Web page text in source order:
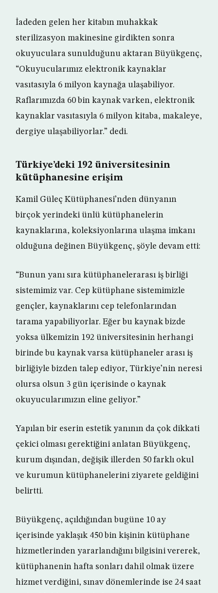
İadeden gelen her kitabın muhakkak
sterilizasyon makinesine girdikten sonra
okuyuculara sunulduğunu aktaran Büyükgenç,
“Okuyucularımız elektronik kaynaklar
vasıtasıyla 6 milyon kaynağa ulaşabiliyor.
Raflarımızda 60 bin kaynak varken, elektronik
kaynaklar vasıtasıyla 6 milyon kitaba, makaleye,
dergiye ulaşabiliyorlar.” dedi.
Türkiye’deki 192 üniversitesinin
kütüphanesine erişim
Kamil Güleç Kütüphanesi’nden dünyanın
birçok yerindeki ünlü kütüphanelerin
kaynaklarına, koleksiyonlarına ulaşma imkanı
olduğuna değinen Büyükgenç, şöyle devam etti:
“Bunun yanı sıra kütüphanelerarası iş birliği
sistemimiz var. Cep kütüphane sistemimizle
gençler, kaynaklarını cep telefonlarından
tarama yapabiliyorlar. Eğer bu kaynak bizde
yoksa ülkemizin 192 üniversitesinin herhangi
birinde bu kaynak varsa kütüphaneler arası iş
birliğiyle bizden talep ediyor, Türkiye’nin neresi
olursa olsun 3 gün içerisinde o kaynak
okuyucularımızın eline geliyor.”
Yapılan bir eserin estetik yanının da çok dikkati
çekici olması gerektiğini anlatan Büyükgenç,
kurum dışından, değişik illerden 50 farklı okul
ve kurumun kütüphanelerini ziyarete geldiğini
belirtti.
Büyükgenç, açıldığından bugüne 10 ay
içerisinde yaklaşık 450 bin kişinin kütüphane
hizmetlerinden yararlandığını bilgisini vererek,
kütüphanenin hafta sonları dahil olmak üzere
hizmet verdiğini, sınav dönemlerinde ise 24 saat